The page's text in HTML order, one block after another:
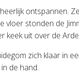
ontspannen.
vloer stonden de
keek uit over de
zich klaar in
de hand.